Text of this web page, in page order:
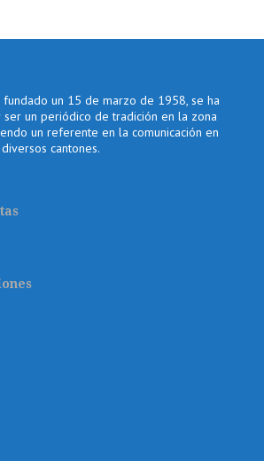
fundado un 15 de marzo de 1958, se ha
un periódico de tradición en la zona
un referente en la comunicación en
cantones.